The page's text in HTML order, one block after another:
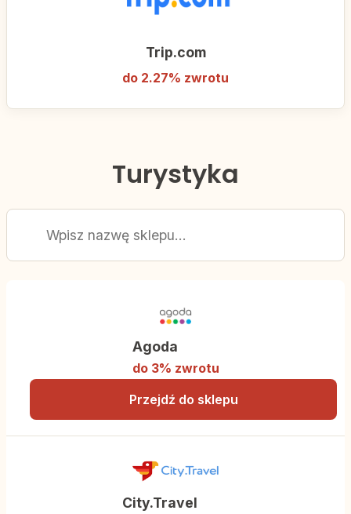
Trip.com
do 2.27% zwrotu
Turystyka
Agoda
do 3% zwrotu
Przejdź do sklepu
City.Travel